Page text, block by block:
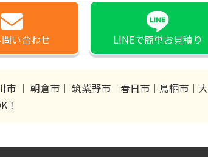
問い合わせ LINEで簡単お見積り
市 ｜ 朝倉市｜ 筑紫野市｜春日市｜鳥栖市｜大
！